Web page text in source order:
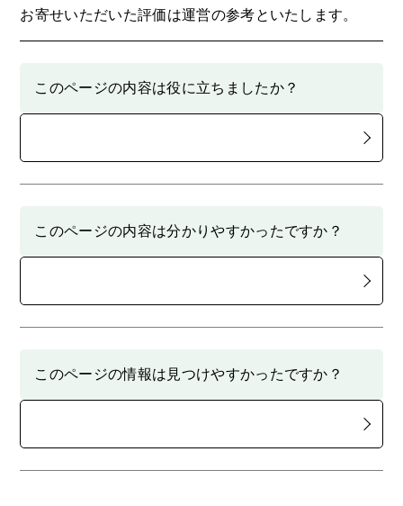
お寄せいただいた評価は運営の参考といたします。
このページの内容は役に立ちましたか？
このページの内容は分かりやすかったですか？
このページの情報は見つけやすかったですか？